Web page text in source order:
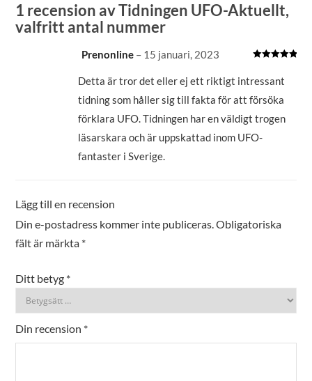
1 recension avTidningen UFO-Aktuellt,
valfritt antal nummer
Prenonline – 15 januari, 2023
Detta är tror det eller ej ett riktigt intressant
tidning som håller sig till fakta för att försöka
förklara UFO. Tidningen har en väldigt trogen
läsarskara och är uppskattad inom UFO-
fantaster i Sverige.
Lägg till en recension
Din e-postadress kommer inte publiceras.Obligatoriska
fält är märkta *
Ditt betyg *
Din recension *